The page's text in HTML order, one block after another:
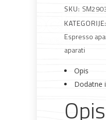
količina
SKU:
KATEGORIJE:
Espresso
aparati
Opis
Dodatne
Opis